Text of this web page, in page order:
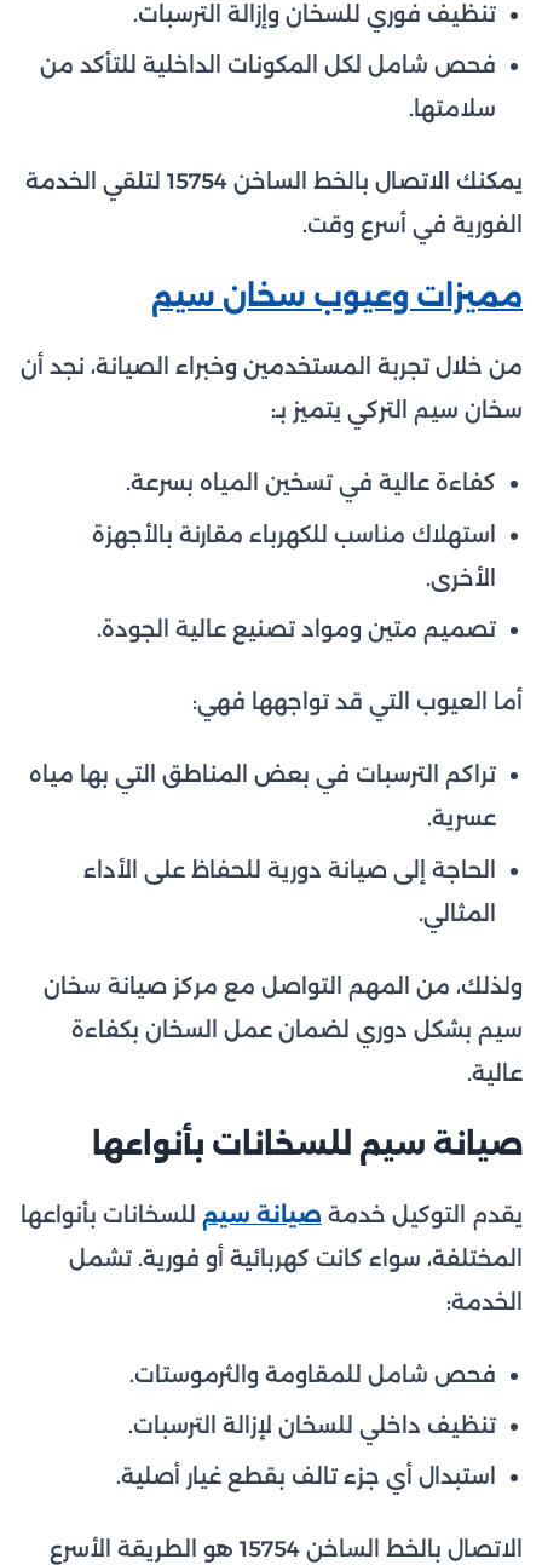
تنظيف فوري للسخان وإزالة الترسبات.
فحص شامل لكل المكونات الداخلية للتأكد من
سلامتها.
يمكنك الاتصال بالخط الساخن 15754 لتلقي الخدمة
الفورية في أسرع وقت.
مميزات وعيوب سخان سيم
من خلال تجربة المستخدمين وخبراء الصيانة، نجد أن
سخان سيم التركي يتميز بـ:
كفاءة عالية في تسخين المياه بسرعة.
استهلاك مناسب للكهرباء مقارنة بالأجهزة
الأخرى.
تصميم متين ومواد تصنيع عالية الجودة.
أما العيوب التي قد تواجهها فهي:
تراكم الترسبات في بعض المناطق التي بها مياه
عسرية.
الحاجة إلى صيانة دورية للحفاظ على الأداء
المثالي.
ولذلك، من المهم التواصل مع مركز صيانة سخان
سيم بشكل دوري لضمان عمل السخان بكفاءة
عالية.
صيانة سيم للسخانات بأنواعها
يقدم التوكيل خدمة صيانة سيم للسخانات بأنواعها
المختلفة، سواء كانت كهربائية أو فورية. تشمل
الخدمة:
فحص شامل للمقاومة والثرموستات.
تنظيف داخلي للسخان لإزالة الترسبات.
استبدال أي جزء تالف بقطع غيار أصلية.
الاتصال بالخط الساخن 15754 هو الطريقة الأسرع